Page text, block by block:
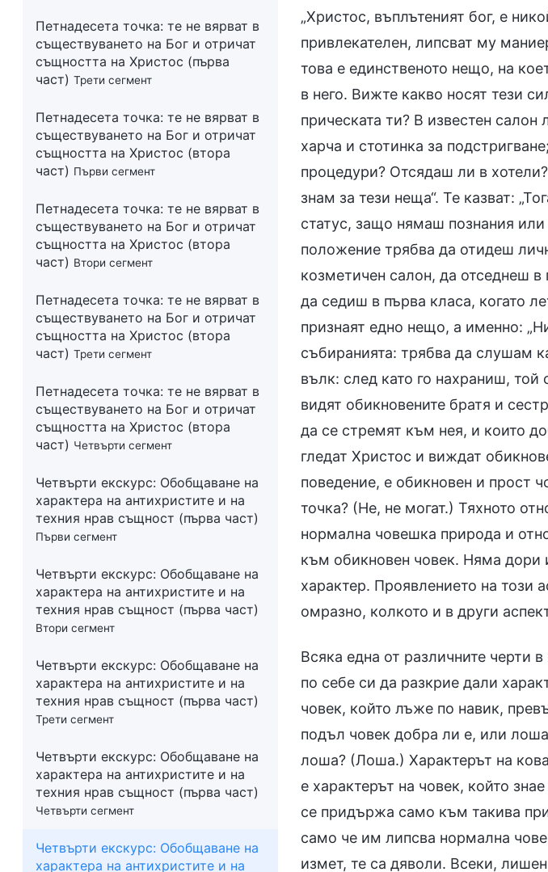
Петнадесета точка: те не вярват в
съществуването на Бог и отричат
същността на Христос (първа
част) Трети сегмент
Петнадесета точка: те не вярват в
съществуването на Бог и отричат
същността на Христос (втора
част) Първи сегмент
Петнадесета точка: те не вярват в
съществуването на Бог и отричат
същността на Христос (втора
част) Втори сегмент
Петнадесета точка: те не вярват в
съществуването на Бог и отричат
същността на Христос (втора
част) Трети сегмент
Петнадесета точка: те не вярват в
съществуването на Бог и отричат
същността на Христос (втора
част) Четвърти сегмент
Четвърти екскурс: Обобщаване на
характера на антихристите и на
техния нрав същност (първа част)
Първи сегмент
Четвърти екскурс: Обобщаване на
характера на антихристите и на
техния нрав същност (първа част)
Втори сегмент
Четвърти екскурс: Обобщаване на
характера на антихристите и на
техния нрав същност (първа част)
Трети сегмент
Четвърти екскурс: Обобщаване на
характера на антихристите и на
техния нрав същност (първа част)
Четвърти сегмент
Четвърти екскурс: Обобщаване на
характера на антихристите и на
„Христос, въплътеният бог, е
привлекателен, липсват му
това е единственото нещо, на
в него. Вижте какво носят тези
прическата ти? В известен
харча и стотинка за
процедури? Отсядаш ли в
знам за тези неща“. Те казват:
статус, защо нямаш познания
положение трябва да отидеш
козметичен салон, да отседнеш
да седиш в първа класа, когато
признаят едно нещо, а именно:
събиранията: трябва да слушам
вълк: след като го нахраниш, той
видят обикновените братя и
да се стремят към нея, и които
гледат Христос и виждат
поведение, е обикновен и прост
точка? (Не, не могат.) Тяхното
нормална човешка природа и
към обикновен човек. Няма дори
характер. Проявлението на този
омразно, колкото и в други
Всяка една от различните черти
по себе си да разкрие дали
човек, който лъже по навик,
подъл човек добра ли е, или
лоша? (Лоша.) Характерът на
е характерът на човек, който
се придържа само към такива
само че им липсва нормална
измет, те са дяволи. Всеки,